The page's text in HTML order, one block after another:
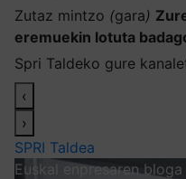
Zutaz mintzo (gara)
eremuekin lotuta
Spri Taldeko gure
‹
›
SPRI Taldea
Euskal enpresaren bloga